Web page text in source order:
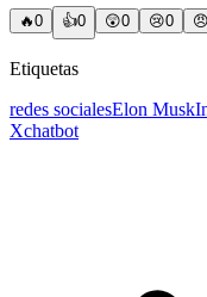
🔥0 👍0 😲0 😢0 😠
Etiquetas
redes socialesElon Musk
Xchatbot